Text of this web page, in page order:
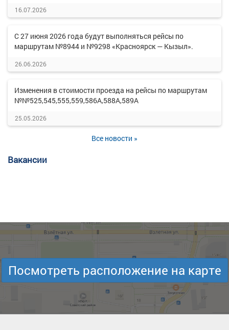
16.07.2026
С 27 июня 2026 года будут выполняться рейсы по
маршрутам №8944 и №9298 «Красноярск — Кызыл».
26.06.2026
Изменения в стоимости проезда на рейсы по маршрутам
№№525,545,555,559,586А,588А,589А
25.05.2026
Все новости »
Вакансии
Посмотреть расположение на карте